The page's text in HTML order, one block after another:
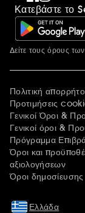
Κατεβάστε το
Περισσότερες
Δείτε τους όρους
Πολιτική
Προτιμήσεις
Γενικοί Όροι &
Γενικοί όροι &
Πρόγραμμα
Όροι και
αξιολογήσεων
Όροι δημοσίευσης
Ελλάδα